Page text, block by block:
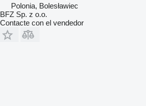
Polonia, Bolesławiec
BFZ Sp. z o.o.
Contacte con el vendedor